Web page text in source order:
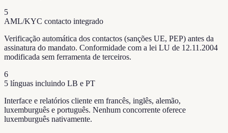
5
AML/KYC contacto integrado
Verificação automática dos contactos (sanções UE, PEP) antes da
assinatura do mandato. Conformidade com a lei LU de 12.11.2004
modificada sem ferramenta de terceiros.
6
5 línguas incluindo LB e PT
Interface e relatórios cliente em francês, inglês, alemão,
luxemburguês e português. Nenhum concorrente oferece
luxemburguês nativamente.